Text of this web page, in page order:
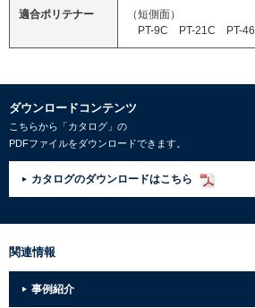
適合ポリテナー
（短側面）
PT-9C PT-21C PT-46
ダウンロードコンテンツ
こちらから「カタログ」の
PDFファイルをダウンロードできます。
カタログのダウンロードはこちら
関連情報
事例紹介